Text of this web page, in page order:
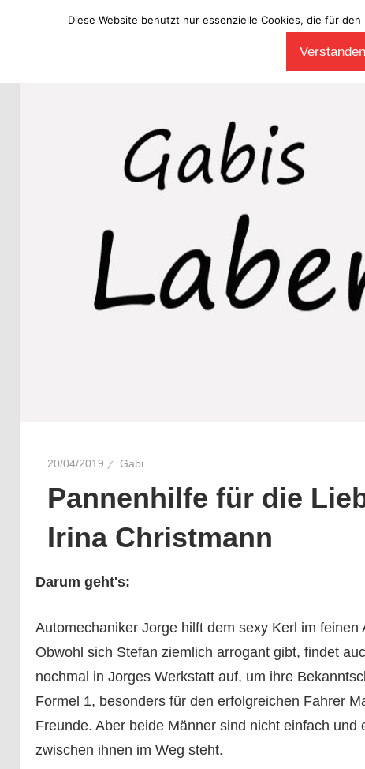
20/04/2019 Gabi
Pannenhilfe für die
Irina Christmann
Darum geht's:
Automechaniker Jorge hilft dem sexy Kerl im
Obwohl sich Stefan ziemlich arrogant gibt, findet
nochmal in Jorges Werkstatt auf, um ihre
Formel 1, besonders für den erfolgreichen Fahrer
Freunde. Aber beide Männer sind nicht einfach
zwischen ihnen im Weg steht.
Diese Website benutzt nur essenzielle Cookies, die für